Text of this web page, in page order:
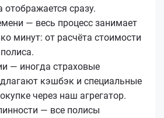
отображается сразу.
— весь процесс занимает
минут: от расчёта стоимости
— иногда страховые
кэшбэк и специальные
через наш агрегатор.
— все полисы